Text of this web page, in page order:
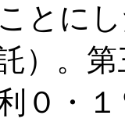
とに
）。
０・